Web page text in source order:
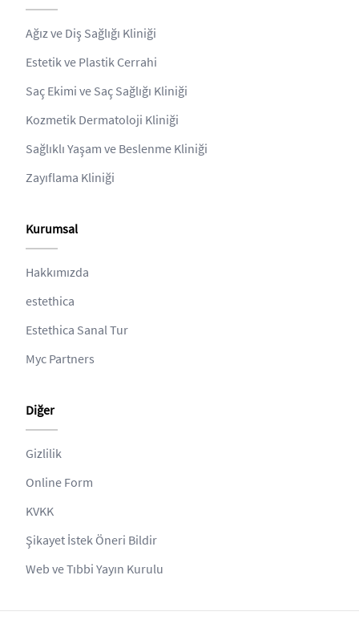
Ağız ve Diş Sağlığı Kliniği
Estetik ve Plastik Cerrahi
Saç Ekimi ve Saç Sağlığı Kliniği
Kozmetik Dermatoloji Kliniği
Sağlıklı Yaşam ve Beslenme Kliniği
Zayıflama Kliniği
Kurumsal
Hakkımızda
estethica
Estethica Sanal Tur
Myc Partners
Diğer
Gizlilik
Online Form
KVKK
Şikayet İstek Öneri Bildir
Web ve Tıbbi Yayın Kurulu